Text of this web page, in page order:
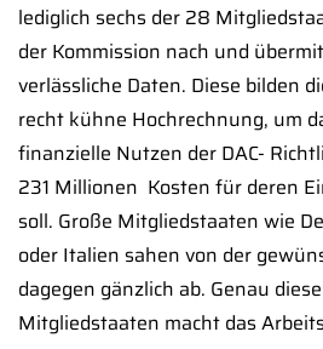
lediglich sechs der 28
der Kommission nach und
verlässliche Daten. Diese bilden
recht kühne Hochrechnung, um
finanzielle Nutzen der DAC-
231 Millionen  Kosten für deren
soll. Große Mitgliedstaaten wie
oder Italien sahen von der
dagegen gänzlich ab. Genau
Mitgliedstaaten macht das